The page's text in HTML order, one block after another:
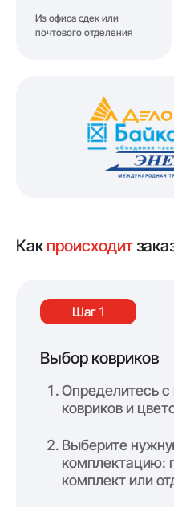
Из офиса сдек или
почтового отделения
Какпроисходит
Шаг 1
Выбор ковриков
Определитесь с
ковриков и
Выберите
комплектацию:
комплект или